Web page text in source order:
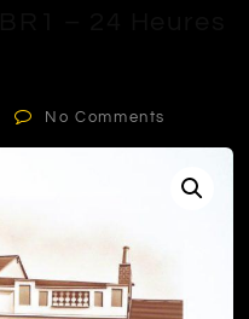
No Comments